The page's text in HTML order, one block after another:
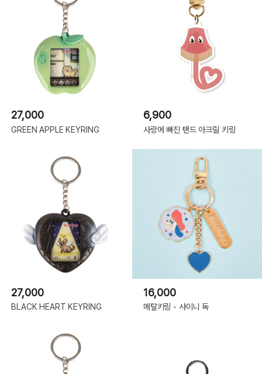
27,000
GREEN APPLE KEYRING
6,900
사랑에 빠진 탠드 아크릴 키링
27,000
BLACK HEART KEYRING
16,000
메탈키링 - 샤이니 독